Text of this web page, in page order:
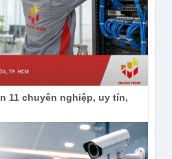
phẩm Imou IPC-B7ED-
ở hậu tố FSP14 tấm pin
suất cao đi kèm. Đây là giải
hoạt động vĩnh cửu mà
trời này được thiết kế để
năng thành điện năng, cung
cho viên pin dung lượng lớn
11 chuyên nghiệp, uy tín,